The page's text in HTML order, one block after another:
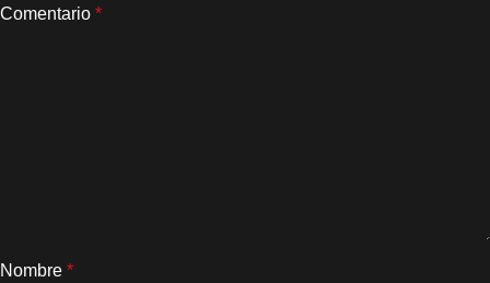
Comentario *
Nombre *